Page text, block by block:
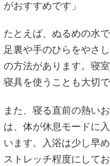
がおすすめです」
たとえば、ぬるめの水
足裏や手のひらをやさ
の方法があります。寝
寝具を使うことも大切で
また、寝る直前の熱い
は、体が休息モードに
います。入浴は少し早
ストレッチ程度にして